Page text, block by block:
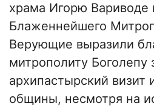
храма Игорю Вариводе
Блаженнейшего
Верующие выразили
митрополиту Боголепу
архипастырский визит
общины, несмотря на